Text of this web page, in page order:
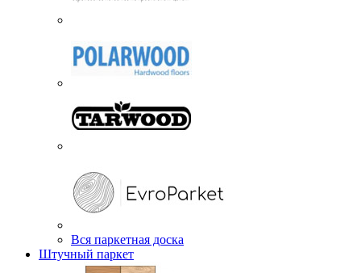
Вся паркетная доска
Штучный паркет